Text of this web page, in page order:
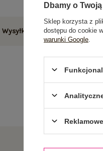
Wysyłka i dostawa
Dbamy o
Sklep korzysta z
dostępu do cookie
warunki Google